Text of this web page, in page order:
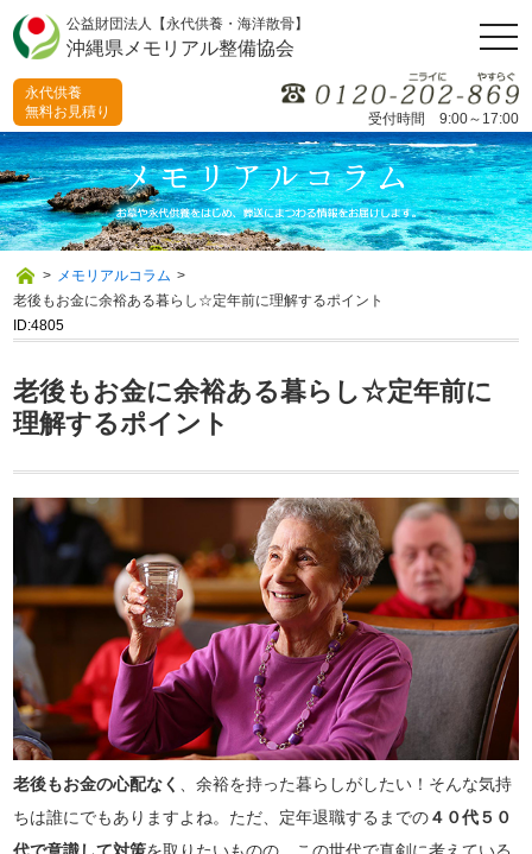
公益財団法人【永代供養・海洋散骨】
沖縄県メモリアル整備協会
受付時間 9:00～17:00
永代供養
無料お見積り
> メモリアルコラム >
老後もお金に余裕ある暮らし☆定年前に理解するポイント
ID:4805
老後もお金に余裕ある暮らし☆定年前に
理解するポイント
老後もお金の心配なく
、余裕を持った暮らしがしたい！そんな気持
ちは誰にでもありますよね。ただ、定年退職するまでの４０代５０